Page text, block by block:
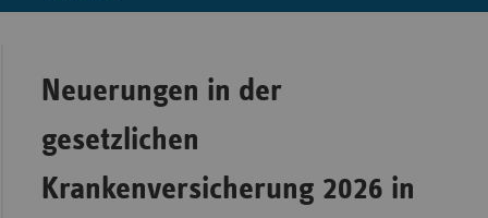
Neuerungen in der
gesetzlichen
Krankenversicherung 2026 in